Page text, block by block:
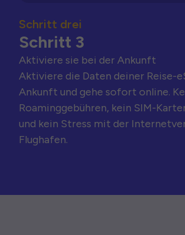
Schritt drei
Schritt 3
Aktiviere sie bei der Ankunft
Aktiviere die Daten deiner Reise-
Ankunft und gehe sofort online.
Roaminggebühren, kein SIM-
und kein Stress mit der
Flughafen.